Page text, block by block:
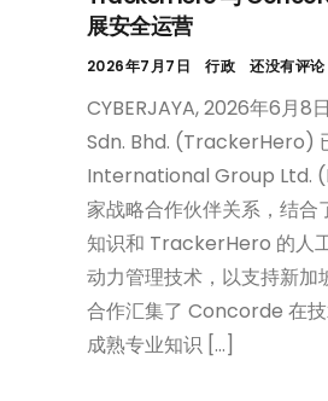
展安全运营
2026年7月7日 行政 还没有评论
CYBERJAYA, 2026年6月
Sdn. Bhd. (TrackerHero)
International Group Ltd.
家战略合作伙伴关系，结
知识和 TrackerHero 的人
动力管理技术，以支持新加
合作汇集了 Concorde 在
成熟专业知识 […]